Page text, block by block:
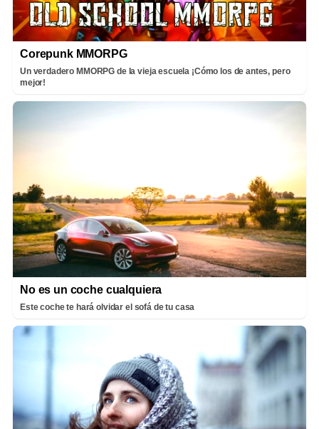
Corepunk MMORPG
Un verdadero MMORPG de la vieja escuela ¡Cómo los de antes, pero
mejor!
No es un coche cualquiera
Este coche te hará olvidar el sofá de tu casa